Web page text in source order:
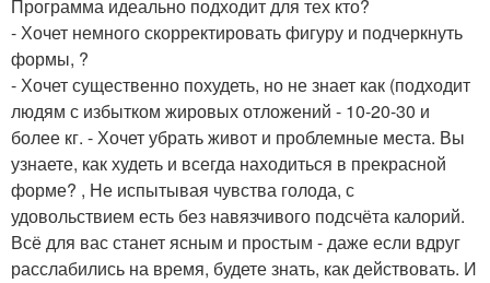
Программа идеально подходит для тех кто?
- Хочет немного скорректировать фигуру и подчеркнуть
формы, ?
- Хочет существенно похудеть, но не знает как (подходит
людям с избытком жировых отложений - 10-20-30 и
более кг. - Хочет убрать живот и проблемные места. Вы
узнаете, как худеть и всегда находиться в прекрасной
форме? , Не испытывая чувства голода, с
удовольствием есть без навязчивого подсчёта калорий.
Всё для вас станет ясным и простым - даже если вдруг
расслабились на время, будете знать, как действовать. И